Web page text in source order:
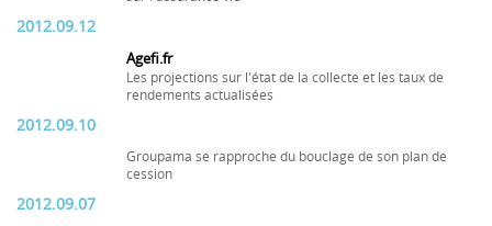
2012.09.12
Agefi.fr
Les projections sur l'état de la collecte et les taux de
rendements actualisées
2012.09.10
Groupama se rapproche du bouclage de son plan de
cession
2012.09.07